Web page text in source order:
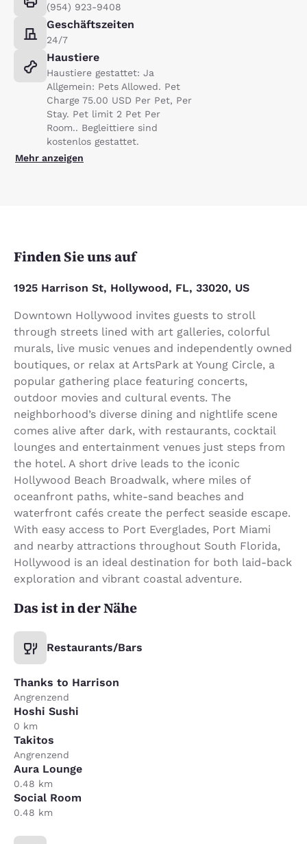
(954) 923-9408
Geschäftszeiten
24/7
Haustiere
Haustiere gestattet: Ja
Allgemein: Pets Allowed. Pet
Charge 75.00 USD Per Pet, Per
Stay. Pet limit 2 Pet Per
Room.. Begleittiere sind
kostenlos gestattet.
Mehr anzeigen
Finden Sie uns auf
1925 Harrison St, Hollywood, FL, 33020, US
Downtown Hollywood invites guests to stroll
through streets lined with art galleries, colorful
murals, live music venues and independently owned
boutiques, or relax at ArtsPark at Young Circle, a
popular gathering place featuring concerts,
outdoor movies and cultural events. The
neighborhood’s diverse dining and nightlife scene
comes alive after dark, with restaurants, cocktail
lounges and entertainment venues just steps from
the hotel. A short drive leads to the iconic
Hollywood Beach Broadwalk, where miles of
oceanfront paths, white-sand beaches and
waterfront cafés create the perfect seaside escape.
With easy access to Port Everglades, Port Miami
and nearby attractions throughout South Florida,
Hollywood is an ideal destination for both laid-back
exploration and vibrant coastal adventure.
Das ist in der Nähe
Restaurants/Bars
Thanks to Harrison
Angrenzend
Hoshi Sushi
0 km
Takitos
Angrenzend
Aura Lounge
0.48 km
Social Room
0.48 km